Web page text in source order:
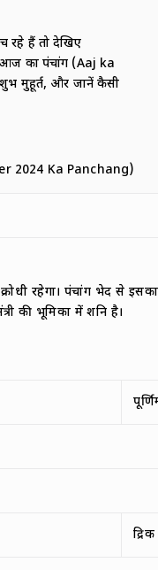
हैं तो देखिए
आज का पंचांग (Aaj ka
मुहूर्त, और जानें कैसी
2024 Ka Panchang)
रहेगा। पंचांग भेद से
की भूमिका में शनि है।